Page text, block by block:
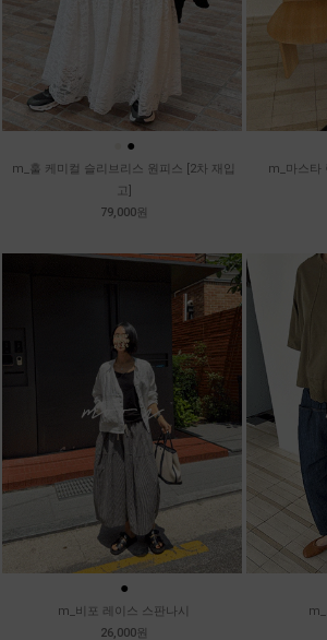
●
m_훌 케미컬 슬리브리스 원피스 [2차 재입
고]
79,000원
m_마스타
●
m_비포 레이스 스판나시
26,000원